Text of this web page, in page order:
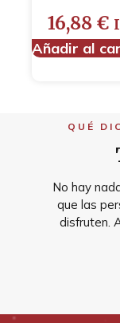
16,88 €
Añadir al
QUÉ
No hay
que las
disfruten.